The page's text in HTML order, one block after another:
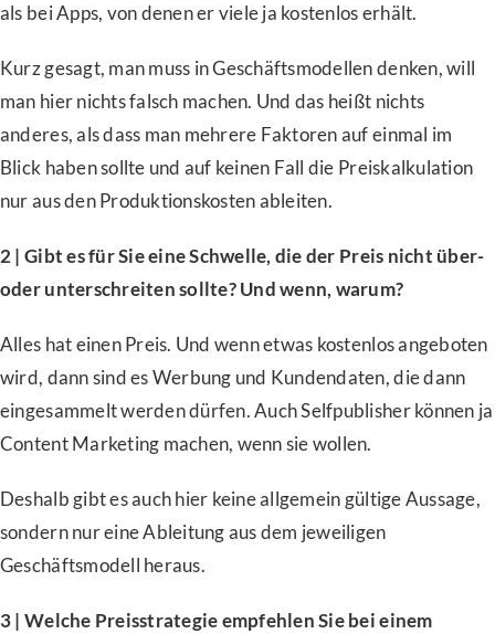
als bei Apps, von denen er viele ja kostenlos erhält.
Kurz gesagt, man muss in Geschäftsmodellen denken, will
man hier nichts falsch machen. Und das heißt nichts
anderes, als dass man mehrere Faktoren auf einmal im
Blick haben sollte und auf keinen Fall die Preiskalkulation
nur aus den Produktionskosten ableiten.
2 | Gibt es für Sie eine Schwelle, die der Preis nicht über-
oder unterschreiten sollte? Und wenn, warum?
Alles hat einen Preis. Und wenn etwas kostenlos angeboten
wird, dann sind es Werbung und Kundendaten, die dann
eingesammelt werden dürfen. Auch Selfpublisher können ja
Content Marketing machen, wenn sie wollen.
Deshalb gibt es auch hier keine allgemein gültige Aussage,
sondern nur eine Ableitung aus dem jeweiligen
Geschäftsmodell heraus.
3 | Welche Preisstrategie empfehlen Sie bei einem